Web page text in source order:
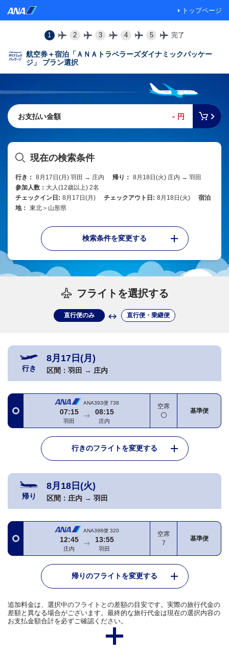
トップページ
1 2 3 4 5 完了
航空券＋宿泊「ＡＮＡトラベラーズダイナミックパッケー
ジ」 プラン選択
お支払い金額 - 円
現在の検索条件
行き： 8月17日(月) 羽田 → 庄内 帰り： 8月18日(火) 庄内 → 羽田
参加人数： 大人(12歳以上) 2名
チェックイン日: 8月17日(月) チェックアウト日: 8月18日(火)
宿泊
地： 東北＞山形県
検索条件を変更する
フライトを選択する
直行便のみ 直行便・乗継便
行き
8月17日(月)
区間： 羽田 → 庄内
ANA393便 738
07:15
羽田
08:15
庄内
空席
基準便
行きのフライトを変更する
帰り
8月18日(火)
区間： 庄内 → 羽田
ANA398便 320
12:45
庄内
13:55
羽田
空席
7
基準便
帰りのフライトを変更する
追加料金は、選択中のフライトとの差額の目安です。実際の旅行代金の
差額と異なる場合がございます。最終的な旅行代金は現在の選択内容の
お支払金額合計を必ずご確認ください。